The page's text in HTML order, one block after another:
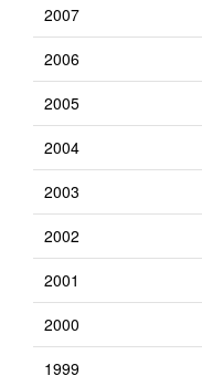
2007
2006
2005
2004
2003
2002
2001
2000
1999